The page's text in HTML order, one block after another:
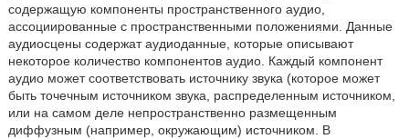
содержащую компоненты пространственного аудио,
ассоциированные с пространственными положениями. Данные
аудиосцены содержат аудиоданные, которые описывают
некоторое количество компонентов аудио. Каждый компонент
аудио может соответствовать источнику звука (которое может
быть точечным источником звука, распределенным источником,
или на самом деле непространственно размещенным
диффузным (например, окружающим) источником. В